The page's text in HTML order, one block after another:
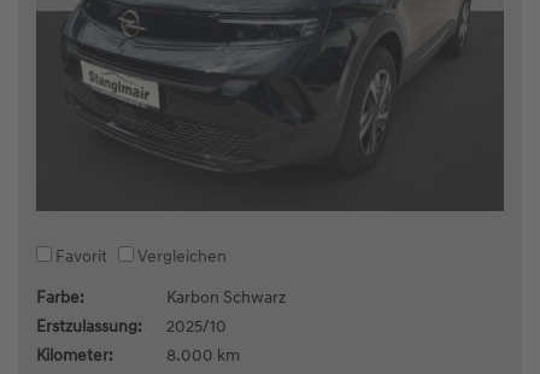
Favorit
Vergleichen
Farbe:
Karbon Schwarz
Erstzulassung:
2025/10
Kilometer:
8.000 km